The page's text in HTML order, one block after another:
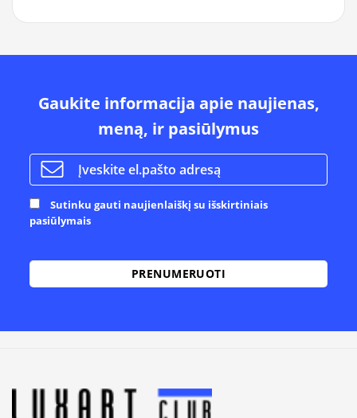
Gaukite informacija apie naujienas,
meną, ir pasiūlymus
Sutinku gauti naujienlaiškį su išskirtiniais
pasiūlymais